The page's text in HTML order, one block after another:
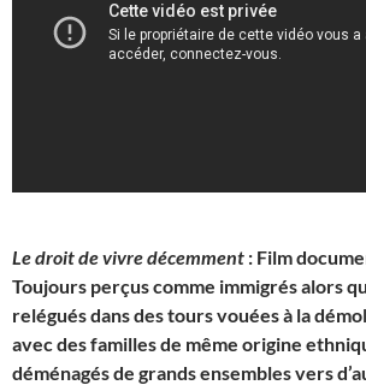
Le droit de vivre décemment : Film
Toujours perçus comme immigrés alors
relégués dans des tours vouées à la
avec des familles de même origine
déménagés de grands ensembles vers